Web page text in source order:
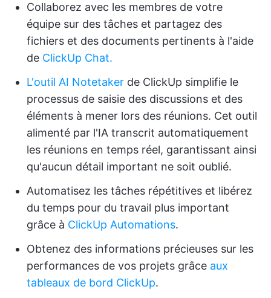
Collaborez avec les membres de votre
équipe sur des tâches et partagez des
fichiers et des documents pertinents à l'aide
de ClickUp Chat.
L'outil AI Notetaker de ClickUp simplifie le
processus de saisie des discussions et des
éléments à mener lors des réunions. Cet outil
alimenté par l'IA transcrit automatiquement
les réunions en temps réel, garantissant ainsi
qu'aucun détail important ne soit oublié.
Automatisez les tâches répétitives et libérez
du temps pour du travail plus important
grâce à ClickUp Automations.
Obtenez des informations précieuses sur les
performances de vos projets grâce aux
tableaux de bord ClickUp.